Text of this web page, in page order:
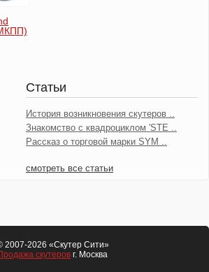
Статьи
История возникновения скутеров ..
Знакомство с квадроциклом 'STE ..
Рассказ о торговой марки SYM ..
смотреть все статьи
2007-2026 «Скутер Сити»
скутеров г. Москва